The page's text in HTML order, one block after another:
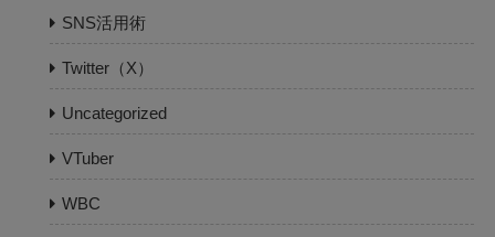
SNS活用術
Twitter（X）
Uncategorized
VTuber
WBC